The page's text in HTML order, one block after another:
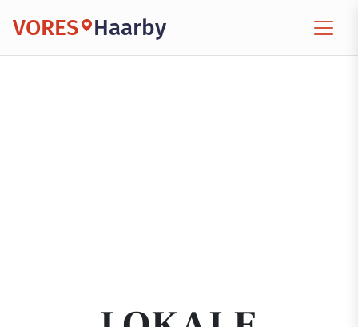
VORES Haarby